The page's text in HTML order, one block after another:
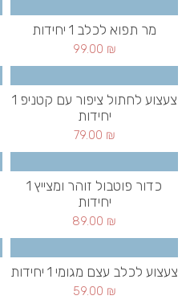
מר תפוא לכלב 1 יחידות
99.00 ₪
צעצוע לחתול ציפור עם קטניפ 1
יחידות
79.00 ₪
כדור פוטבול זוהר ומצייץ 1
יחידות
89.00 ₪
צעצוע לכלב עצם מגומי 1 יחידות
59.00 ₪